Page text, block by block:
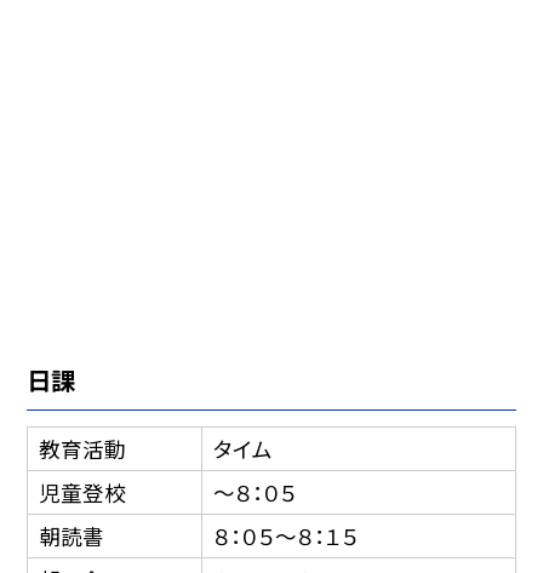
日課
教育活動
タイム
児童登校
〜８：０５
朝読書
８：０５〜８：１５